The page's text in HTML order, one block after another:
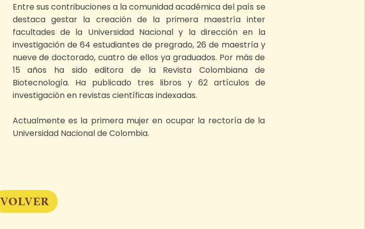
Entre sus contribuciones a la comunidad académica del país se
destaca gestar la creación de la primera maestría inter
facultades de la Universidad Nacional y la dirección en la
investigación de 64 estudiantes de pregrado, 26 de maestría y
nueve de doctorado, cuatro de ellos ya graduados. Por más de
15 años ha sido editora de la Revista Colombiana de
Biotecnología. Ha publicado tres libros y 62 artículos de
investigación en revistas científicas indexadas.
Actualmente es la primera mujer en ocupar la rectoría de la
Universidad Nacional de Colombia.
VOLVER